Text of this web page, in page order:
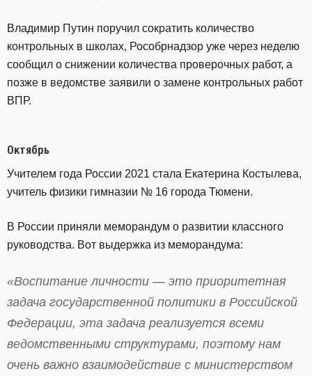
Владимир Путин поручил сократить количество
контрольных в школах, Рособрнадзор уже через неделю
сообщил о снижении количества проверочных работ, а
позже в ведомстве заявили о замене контрольных работ
ВПР.
Октябрь
Учителем года России 2021 стала Екатерина Костылева,
учитель физики гимназии № 16 города Тюмени.
В России приняли меморандум о развитии классного
руководства. Вот выдержка из меморандума:
«Воспитание личности — это приоритетная
задача государственной политики в Российской
Федерации, эта задача реализуется всеми
ведомственными структурами, поэтому нам
очень важно взаимодействие с министерством